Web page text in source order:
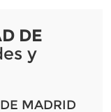
DE
y
MADRID